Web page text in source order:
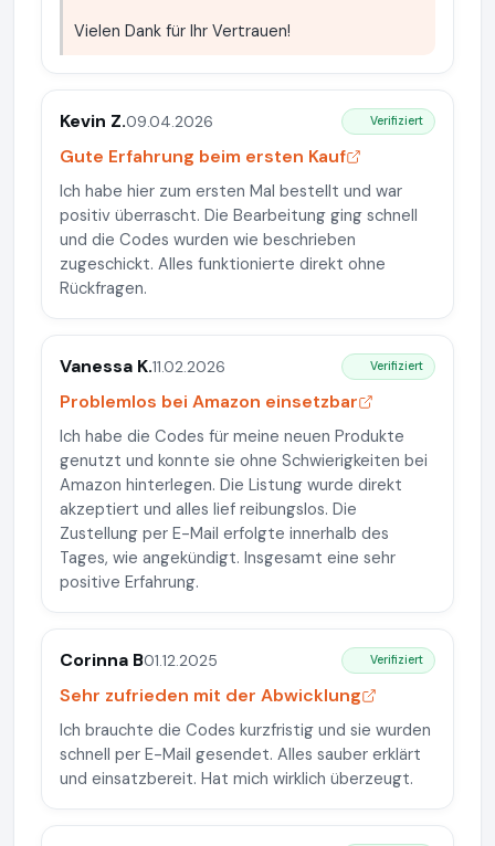
Vielen Dank für Ihr Vertrauen!
Kevin Z.09.04.2026 Verifiziert
Gute Erfahrung beim ersten Kauf
Ich habe hier zum ersten Mal bestellt und war
positiv überrascht. Die Bearbeitung ging schnell
und die Codes wurden wie beschrieben
zugeschickt. Alles funktionierte direkt ohne
Rückfragen.
Vanessa K.11.02.2026 Verifiziert
Problemlos bei Amazon einsetzbar
Ich habe die Codes für meine neuen Produkte
genutzt und konnte sie ohne Schwierigkeiten bei
Amazon hinterlegen. Die Listung wurde direkt
akzeptiert und alles lief reibungslos. Die
Zustellung per E-Mail erfolgte innerhalb des
Tages, wie angekündigt. Insgesamt eine sehr
positive Erfahrung.
Corinna B01.12.2025 Verifiziert
Sehr zufrieden mit der Abwicklung
Ich brauchte die Codes kurzfristig und sie wurden
schnell per E-Mail gesendet. Alles sauber erklärt
und einsatzbereit. Hat mich wirklich überzeugt.